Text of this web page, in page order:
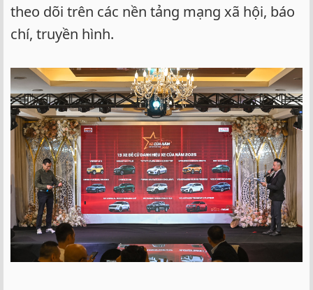
theo dõi trên các nền tảng mạng xã hội, báo
chí, truyền hình.